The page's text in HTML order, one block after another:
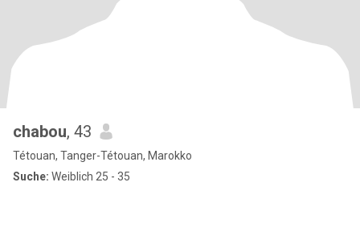
chabou, 43
Tétouan, Tanger-Tétouan, Marokko
Suche: Weiblich 25 - 35